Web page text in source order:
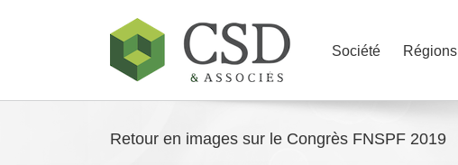
Société Régions
Retour en images sur le Congrès FNSPF 2019